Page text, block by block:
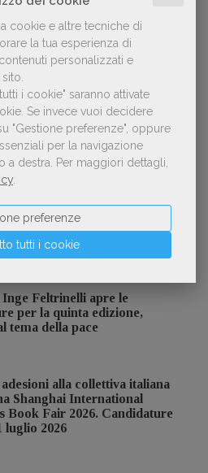
cookie e altre tecniche di
la tua esperienza di
personalizzati e
i cookie" saranno attivate
Se invece vuoi decidere
"Gestione preferenze", oppure
per la navigazione
a destra.
Per maggiori dettagli,
tutti i cookie
preferenze
dei testi ricevuti per
un valore aggiunto
Musmeci, product
Feltrinelli apre le
per la quinta edizione,
tema della pace
alla collettiva italiana
Shanghai International
Book Fair 2026. Candidature
luglio 2026